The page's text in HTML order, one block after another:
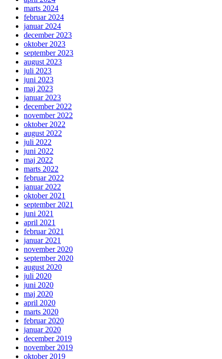
marts 2024
februar 2024
januar 2024
december 2023
oktober 2023
september 2023
august 2023
juli 2023
juni 2023
maj 2023
januar 2023
december 2022
november 2022
oktober 2022
august 2022
juli 2022
juni 2022
maj 2022
marts 2022
februar 2022
januar 2022
oktober 2021
september 2021
juni 2021
april 2021
februar 2021
januar 2021
november 2020
september 2020
august 2020
juli 2020
juni 2020
maj 2020
april 2020
marts 2020
februar 2020
januar 2020
december 2019
november 2019
oktober 2019